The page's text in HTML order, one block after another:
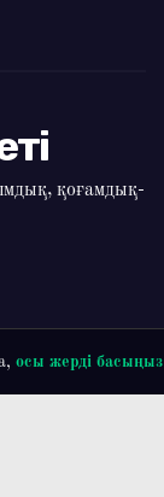
қоғамдық-
осы жерді басыңыз